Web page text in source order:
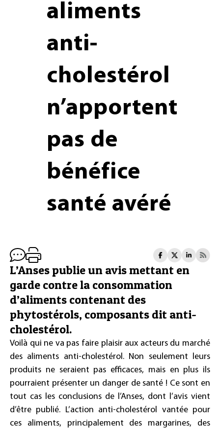
aliments
anti-
cholestérol
n’apportent
pas de
bénéfice
santé avéré
L’Anses publie un avis mettant en
garde contre la consommation
d’aliments contenant des
phytostérols, composants dit anti-
cholestérol.
Voilà qui ne va pas faire plaisir aux acteurs du marché
des aliments anti-cholestérol. Non seulement leurs
produits ne seraient pas efficaces, mais en plus ils
pourraient présenter un danger de santé ! Ce sont en
tout cas les conclusions de l’Anses, dont l’avis vient
d’être publié. L’action anti-cholestérol vantée pour
ces aliments, principalement des margarines, des